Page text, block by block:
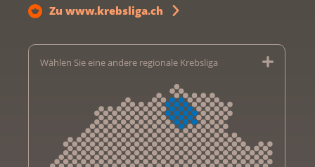
Zu www.krebsliga.ch
Wählen Sie eine andere regionale Krebsliga